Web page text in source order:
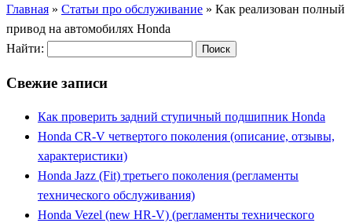
Главная » Статьи про обслуживание » Как реализован полный
привод на автомобилях Honda
Найти:
Свежие записи
Как проверить задний ступичный подшипник Honda
Honda CR-V четвертого поколения (описание, отзывы,
характеристики)
Honda Jazz (Fit) третьего поколения (регламенты
технического обслуживания)
Honda Vezel (new HR-V) (регламенты технического